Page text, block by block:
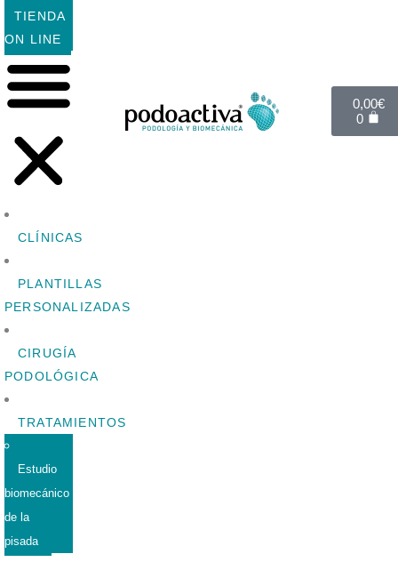
TIENDA
ON LINE
CLÍNICAS
PLANTILLAS
PERSONALIZADAS
CIRUGÍA
PODOLÓGICA
TRATAMIENTOS
Estudio
biomecánico
de la
pisada
0,00€
0